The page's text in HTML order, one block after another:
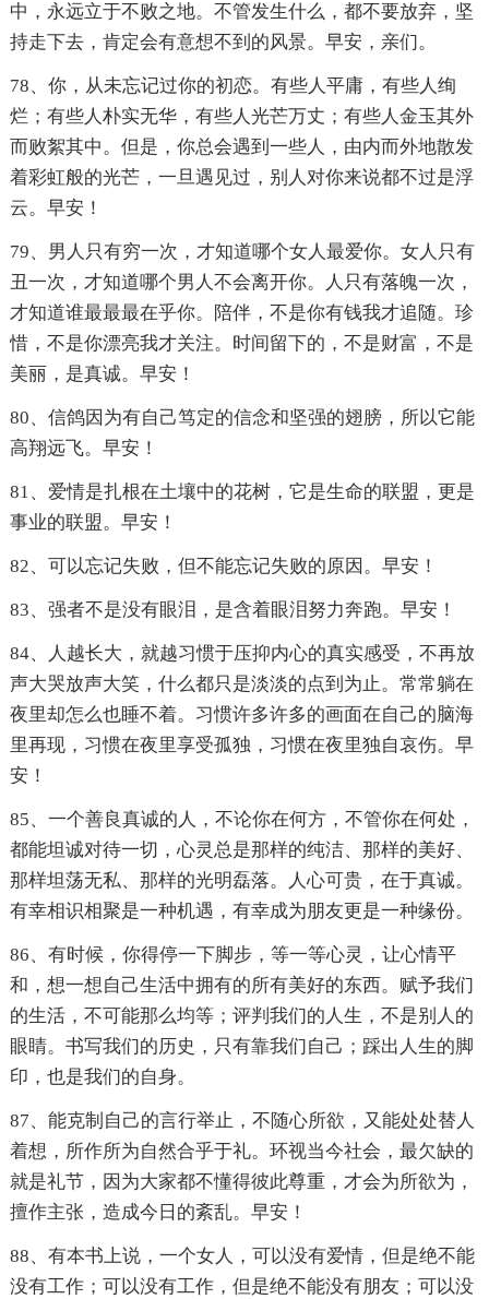
中，永远立于不败之地。不管发生什么，都不要放弃，坚
持走下去，肯定会有意想不到的风景。早安，亲们。
78、你，从未忘记过你的初恋。有些人平庸，有些人绚
烂；有些人朴实无华，有些人光芒万丈；有些人金玉其外
而败絮其中。但是，你总会遇到一些人，由内而外地散发
着彩虹般的光芒，一旦遇见过，别人对你来说都不过是浮
云。早安！
79、男人只有穷一次，才知道哪个女人最爱你。女人只有
丑一次，才知道哪个男人不会离开你。人只有落魄一次，
才知道谁最最最在乎你。陪伴，不是你有钱我才追随。珍
惜，不是你漂亮我才关注。时间留下的，不是财富，不是
美丽，是真诚。早安！
80、信鸽因为有自己笃定的信念和坚强的翅膀，所以它能
高翔远飞。早安！
81、爱情是扎根在土壤中的花树，它是生命的联盟，更是
事业的联盟。早安！
82、可以忘记失败，但不能忘记失败的原因。早安！
83、强者不是没有眼泪，是含着眼泪努力奔跑。早安！
84、人越长大，就越习惯于压抑内心的真实感受，不再放
声大哭放声大笑，什么都只是淡淡的点到为止。常常躺在
夜里却怎么也睡不着。习惯许多许多的画面在自己的脑海
里再现，习惯在夜里享受孤独，习惯在夜里独自哀伤。早
安！
85、一个善良真诚的人，不论你在何方，不管你在何处，
都能坦诚对待一切，心灵总是那样的纯洁、那样的美好、
那样坦荡无私、那样的光明磊落。人心可贵，在于真诚。
有幸相识相聚是一种机遇，有幸成为朋友更是一种缘份。
86、有时候，你得停一下脚步，等一等心灵，让心情平
和，想一想自己生活中拥有的所有美好的东西。赋予我们
的生活，不可能那么均等；评判我们的人生，不是别人的
眼睛。书写我们的历史，只有靠我们自己；踩出人生的脚
印，也是我们的自身。
87、能克制自己的言行举止，不随心所欲，又能处处替人
着想，所作所为自然合乎于礼。环视当今社会，最欠缺的
就是礼节，因为大家都不懂得彼此尊重，才会为所欲为，
擅作主张，造成今日的紊乱。早安！
88、有本书上说，一个女人，可以没有爱情，但是绝不能
没有工作；可以没有工作，但是绝不能没有朋友；可以没